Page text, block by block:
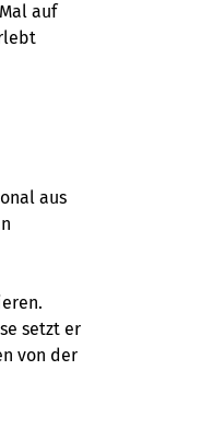
auf
aus
setzt er
von der